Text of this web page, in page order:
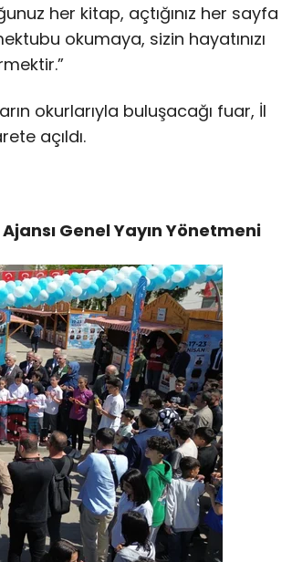
her kitap, açtığınız her sayfa
okumaya, sizin hayatınızı
okurlarıyla buluşacağı fuar, İl
açıldı.
Genel Yayın Yönetmeni